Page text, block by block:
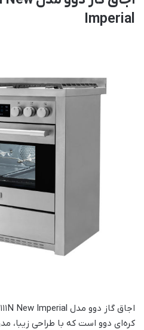
Imperial
کره‌ای دوو است که با طراحی زیبا،